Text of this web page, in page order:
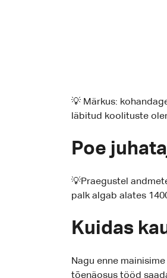
💡 Märkus:
läbitud koolituste
Poe
💡Praegustel
palk algab alates
Kuidas
Nagu enne
tõenäosus tööd